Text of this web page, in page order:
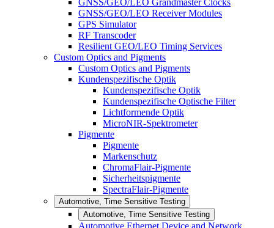
GNSS/GEO/LEO Grandmaster Clocks
GNSS/GEO/LEO Receiver Modules
GPS Simulator
RF Transcoder
Resilient GEO/LEO Timing Services
Custom Optics and Pigments
Custom Optics and Pigments
Kundenspezifische Optik
Kundenspezifische Optik
Kundenspezifische Optische Filter
Lichtformende Optik
MicroNIR-Spektrometer
Pigmente
Pigmente
Markenschutz
ChromaFlair-Pigmente
Sicherheitspigmente
SpectraFlair-Pigmente
Automotive, Time Sensitive Testing
Automotive, Time Sensitive Testing